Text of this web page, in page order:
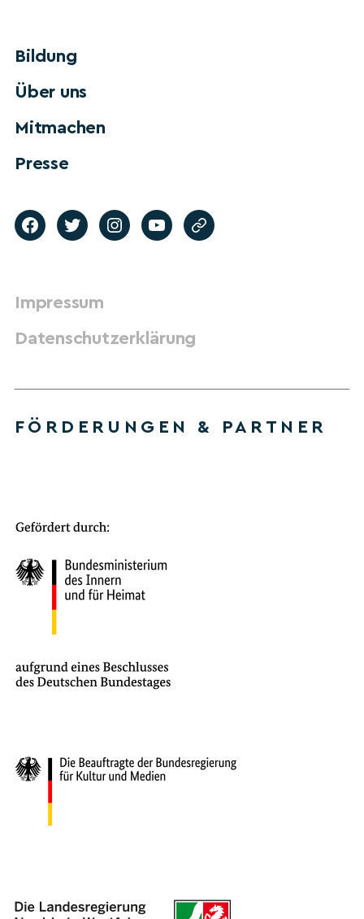
Bildung
Über uns
Mitmachen
Presse
Impressum
Datenschutzerklärung
FÖRDERUNGEN & PARTNER